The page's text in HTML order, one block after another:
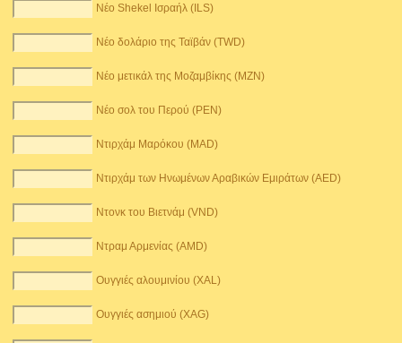
Νέο Shekel Ισραήλ (ILS)
Νέο δολάριο της Ταϊβάν (TWD)
Νέο μετικάλ της Μοζαμβίκης (MZN)
Νέο σολ του Περού (PEN)
Ντιρχάμ Μαρόκου (MAD)
Ντιρχάμ των Ηνωμένων Αραβικών Εμιράτων (AED)
Ντονκ του Βιετνάμ (VND)
Ντραμ Αρμενίας (AMD)
Ουγγιές αλουμινίου (XAL)
Ουγγιές ασημιού (XAG)